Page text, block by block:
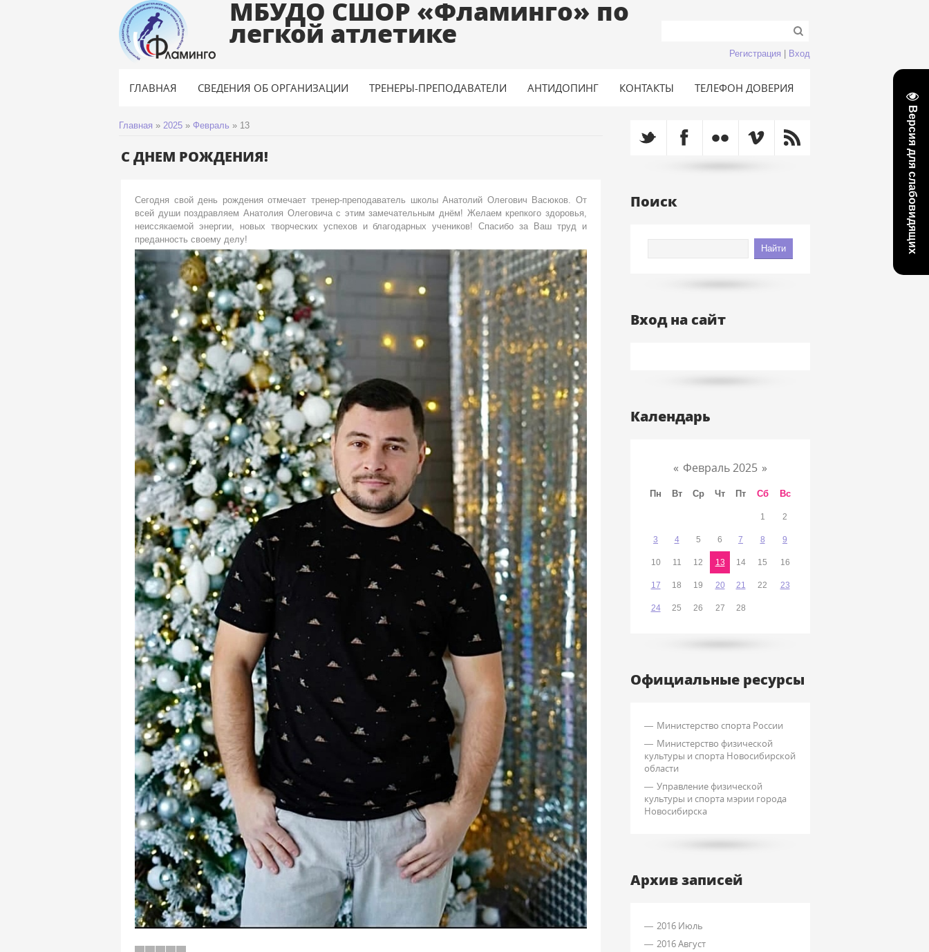
Версия для слабовидящих
МБУДО СШОР «Фламинго» по
легкой атлетике
Регистрация Вход
ГЛАВНАЯ СВЕДЕНИЯ ОБ ОРГАНИЗАЦИИ ТРЕНЕРЫ-ПРЕПОДАВАТЕЛИ АНТИДОПИНГ КОНТАКТЫ ТЕЛЕФОН ДОВЕРИЯ
Главная » 2025 » Февраль » 13
С ДНЕМ РОЖДЕНИЯ!
Сегодня свой день рождения отмечает тренер-преподаватель школы Анатолий Олегович Васюков. От
всей души поздравляем Анатолия Олеговича с этим замечательным днём! Желаем крепкого здоровья,
неиссякаемой энергии, новых творческих успехов и благодарных учеников! Спасибо за Ваш труд и
преданность своему делу!
Поиск
Вход на сайт
Календарь
« Февраль 2025 »
Пн Вт Ср Чт Пт Сб Вс
1 2
3 4 5 6 7 8 9
10 11 12 13 14 15 16
17 18 19 20 21 22 23
24 25 26 27 28
Официальные ресурсы
Министерство спорта России
Министерство физической
культуры и спорта Новосибирской
области
Управление физической
культуры и спорта мэрии города
Новосибирска
Архив записей
2016 Июль
2016 Август